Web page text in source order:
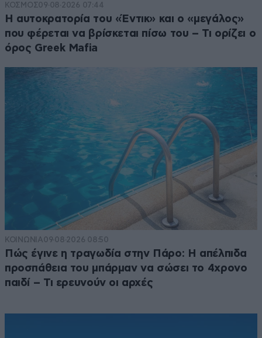
ΚΟΣΜΟΣ09·08·2026 07:44
Η αυτοκρατορία του «Έντικ» και ο «μεγάλος»
που φέρεται να βρίσκεται πίσω του – Τι ορίζει ο
όρος Greek Mafia
ΚΟΙΝΩΝΙΑ09·08·2026 08:50
Πώς έγινε η τραγωδία στην Πάρο: Η απέλπιδα
προσπάθεια του μπάρμαν να σώσει το 4χρονο
παιδί – Τι ερευνούν οι αρχές